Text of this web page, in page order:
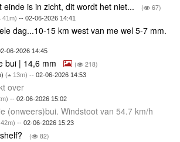
einde is in zicht, dit wordt het niet... ( 67)
41m) -- 02-06-2026 14:41
dag...10-15 km west van me wel 5-7 mm.
06-2026 14:45
bui | 14,6 mm ( 218)
( 13m) -- 02-06-2026 14:53
over
-- 02-06-2026 15:02
(onweers)bui. Windstoot van 54.7 km/h
42m) -- 02-06-2026 15:23
( 82)